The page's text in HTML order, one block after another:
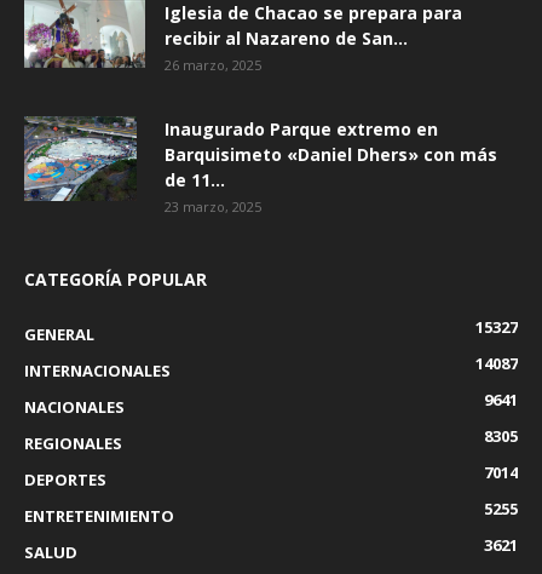
Iglesia de Chacao se prepara para
recibir al Nazareno de San...
26 marzo, 2025
Inaugurado Parque extremo en
Barquisimeto «Daniel Dhers» con más
de 11...
23 marzo, 2025
CATEGORÍA POPULAR
GENERAL
15327
INTERNACIONALES
14087
NACIONALES
9641
REGIONALES
8305
DEPORTES
7014
ENTRETENIMIENTO
5255
SALUD
3621